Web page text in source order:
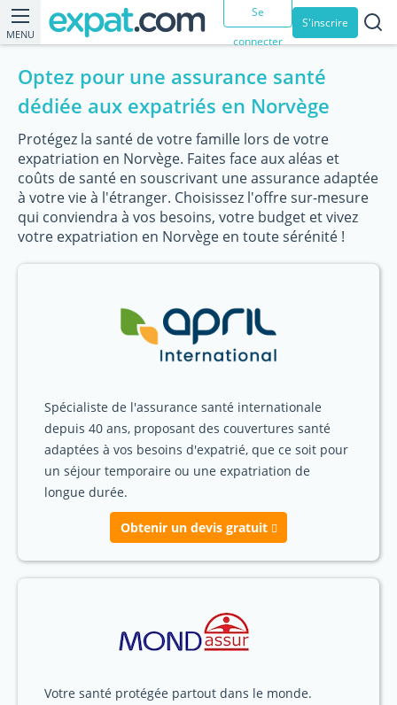
MENU
Se
connecter
S'inscrire
Optez pour une assurance santé
dédiée aux expatriés en Norvège
Protégez la santé de votre famille lors de votre
expatriation en Norvège. Faites face aux aléas et
coûts de santé en souscrivant une assurance adaptée
à votre vie à l'étranger. Choisissez l'offre sur-mesure
qui conviendra à vos besoins, votre budget et vivez
votre expatriation en Norvège en toute sérénité !
Spécialiste de l'assurance santé internationale
depuis 40 ans, proposant des couvertures santé
adaptées à vos besoins d'expatrié, que ce soit pour
un séjour temporaire ou une expatriation de
longue durée.
Obtenir un devis gratuit
Votre santé protégée partout dans le monde.